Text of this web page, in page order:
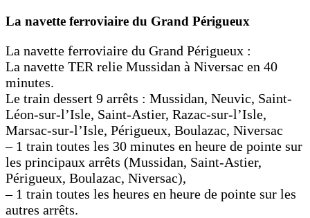
La navette ferroviaire du Grand Périgueux
La navette ferroviaire du Grand Périgueux :
La navette TER relie Mussidan à Niversac en 40
minutes.
Le train dessert 9 arrêts : Mussidan, Neuvic, Saint-
Léon-sur-l’Isle, Saint-Astier, Razac-sur-l’Isle,
Marsac-sur-l’Isle, Périgueux, Boulazac, Niversac
– 1 train toutes les 30 minutes en heure de pointe sur
les principaux arrêts (Mussidan, Saint-Astier,
Périgueux, Boulazac, Niversac),
– 1 train toutes les heures en heure de pointe sur les
autres arrêts.